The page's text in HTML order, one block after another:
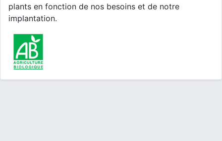
plants en fonction de nos besoins et de notre
implantation.